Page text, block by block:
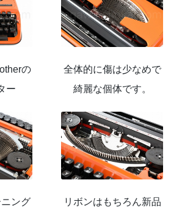
の
ー
全体的に傷は少なめで
綺麗な個体です。
ング リボンはもちろん新品